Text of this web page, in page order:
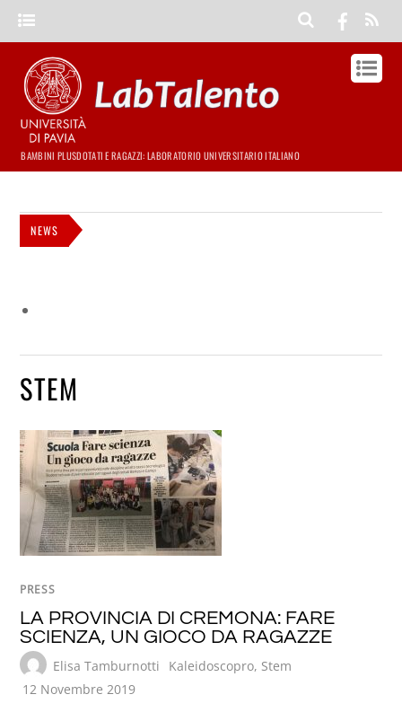
BAMBINI PLUSDOTATI E RAGAZZI: LABORATORIO UNIVERSITARIO ITALIANO
NEWS
STEM
PRESS
LA PROVINCIA DI CREMONA: FARE
SCIENZA, UN GIOCO DA RAGAZZE
Elisa Tamburnotti Kaleidoscopro, Stem
12 Novembre 2019